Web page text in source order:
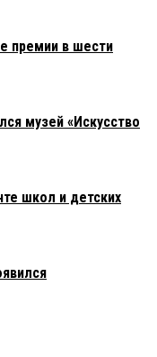
премии в шести
музей «Искусство
школ и детских